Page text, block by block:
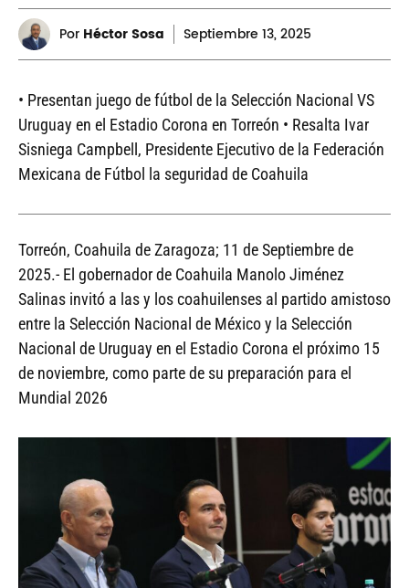
Por Héctor Sosa Septiembre 13, 2025
• Presentan juego de fútbol de la Selección Nacional VS
Uruguay en el Estadio Corona en Torreón • Resalta Ivar
Sisniega Campbell, Presidente Ejecutivo de la Federación
Mexicana de Fútbol la seguridad de Coahuila
Torreón, Coahuila de Zaragoza; 11 de Septiembre de
2025.- El gobernador de Coahuila Manolo Jiménez
Salinas invitó a las y los coahuilenses al partido amistoso
entre la Selección Nacional de México y la Selección
Nacional de Uruguay en el Estadio Corona el próximo 15
de noviembre, como parte de su preparación para el
Mundial 2026